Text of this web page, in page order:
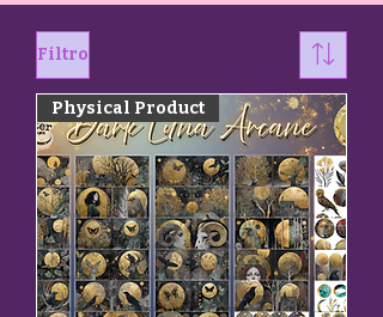
Filtro
Physical Product